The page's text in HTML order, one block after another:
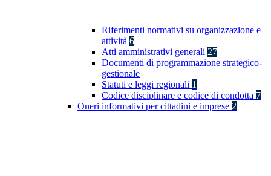
Riferimenti normativi su organizzazione e
attività 6
Atti amministrativi generali 27
Documenti di programmazione strategico-
gestionale
Statuti e leggi regionali 1
Codice disciplinare e codice di condotta 7
Oneri informativi per cittadini e imprese 2